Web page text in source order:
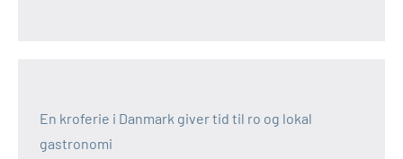
En kroferie i Danmark giver tid til ro og lokal
gastronomi